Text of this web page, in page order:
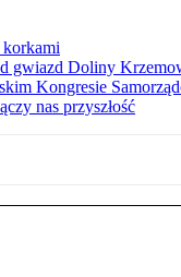
korkami
gwiazd Doliny
Kongresie
nas przyszłość